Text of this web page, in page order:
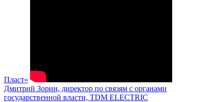
Пласт»
Дмитрий Зорин, директор по связям с органами
государственной власти, TDM ELECTRIC